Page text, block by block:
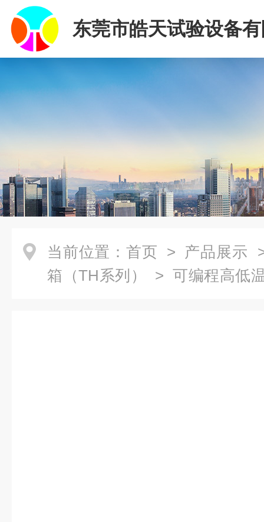
东莞市皓天试验设备
当前位置： 首页 > 产品展示
箱（TH系列）
> 可编程高低